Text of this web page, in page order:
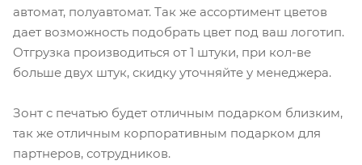
автомат, полуавтомат. Так же ассортимент цветов
дает возможность подобрать цвет под ваш логотип.
Отгрузка производиться от 1 штуки, при кол-ве
больше двух штук, скидку уточняйте у менеджера.
Зонт с печатью будет отличным подарком близким,
так же отличным корпоративным подарком для
партнеров, сотрудников.